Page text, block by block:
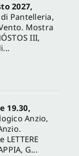
2027,
Pantelleria,
Mostra
III,
19.30,
Anzio,
G...